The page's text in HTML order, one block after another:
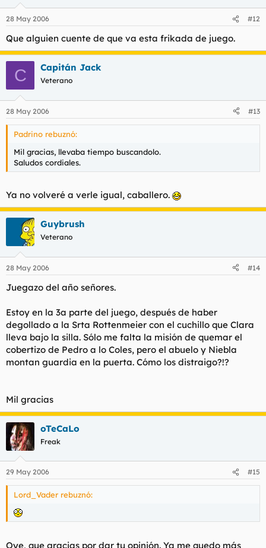
28 May 2006 #12
Que alguien cuente de que va esta frikada de juego.
C Capitán Jack
Veterano
28 May 2006 #13
Padrino rebuznó:
Mil gracias, llevaba tiempo buscandolo.
Saludos cordiales.
Ya no volveré a verle igual, caballero.
Guybrush
Veterano
28 May 2006 #14
Juegazo del año señores.
Estoy en la 3a parte del juego, después de haber
degollado a la Srta Rottenmeier con el cuchillo que Clara
lleva bajo la silla. Sólo me falta la misión de quemar el
cobertizo de Pedro a lo Coles, pero el abuelo y Niebla
montan guardia en la puerta. Cómo los distraigo?!?
Mil gracias
oTeCaLo
Freak
29 May 2006 #15
Lord_Vader rebuznó:
Oye, que gracias por dar tu opinión. Ya me quedo más